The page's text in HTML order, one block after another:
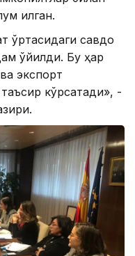
қилган.
ўртасидаги савдо
қўйилди. Бу ҳар
экспорт
кўрсатади», -